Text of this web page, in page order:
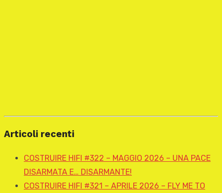
Articoli recenti
COSTRUIRE HIFI #322 – MAGGIO 2026 – UNA PACE
DISARMATA E… DISARMANTE!
COSTRUIRE HIFI #321 – APRILE 2026 – FLY ME TO